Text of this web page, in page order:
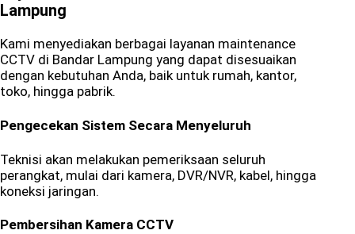
Lampung
Kami menyediakan berbagai layanan maintenance
CCTV di Bandar Lampung yang dapat disesuaikan
dengan kebutuhan Anda, baik untuk rumah, kantor,
toko, hingga pabrik.
Pengecekan Sistem Secara Menyeluruh
Teknisi akan melakukan pemeriksaan seluruh
perangkat, mulai dari kamera, DVR/NVR, kabel, hingga
koneksi jaringan.
Pembersihan Kamera CCTV